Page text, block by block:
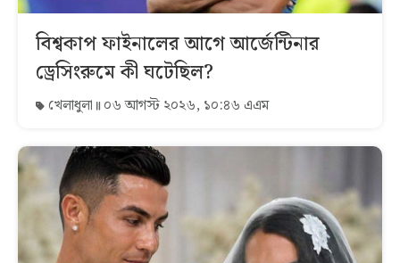
বিশ্বকাপ ফাইনালের আগে আর্জেন্টিনার
ড্রেসিংরুমে কী ঘটেছিল?
খেলাধুলা ০৬ আগস্ট ২০২৬, ১০:৪৬ এএম